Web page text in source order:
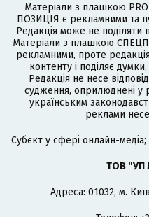
Матеріали з плашкою
ПОЗИЦІЯ є рекламними та
Редакція може не поділяти
Матеріали з плашкою
рекламними, проте
контенту і поділяє
Редакція не несе
судження, оприлюднені у
українським
реклами
Cубєкт у сфері онлайн-
ТОВ "УП
Адреса: 01032, м.